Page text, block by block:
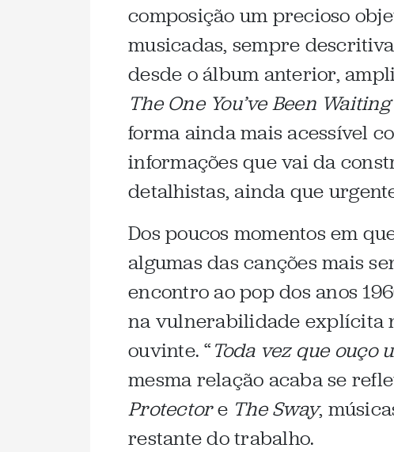
composição um precioso
musicadas, sempre
desde o álbum anterior,
The One You’ve Been
forma ainda mais acessível
informações que vai da
detalhistas, ainda que
Dos poucos momentos em
algumas das canções mais
encontro ao pop dos anos
na vulnerabilidade explícita
ouvinte. “Toda vez que ouço
mesma relação acaba se
Protectore The Sway,
restante do trabalho.